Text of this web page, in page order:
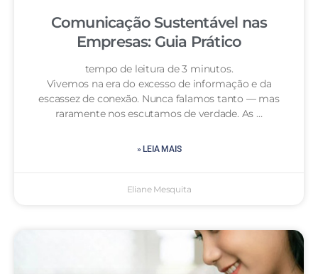
Comunicação Sustentável nas
Empresas: Guia Prático
tempo de leitura de 3 minutos.
Vivemos na era do excesso de informação e da
escassez de conexão. Nunca falamos tanto — mas
raramente nos escutamos de verdade. As …
» LEIA MAIS
Eliane Mesquita